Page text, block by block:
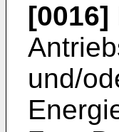
[0016]
und/